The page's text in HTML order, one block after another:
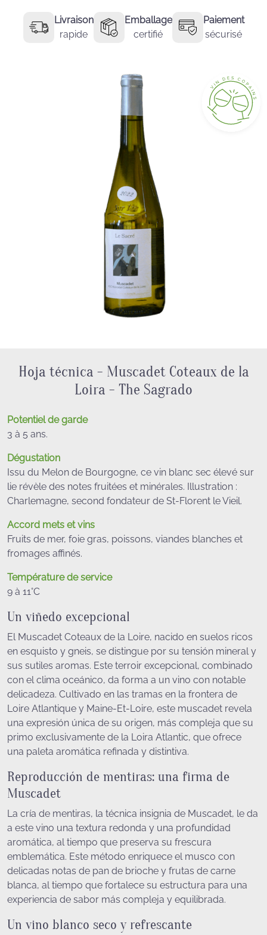
Loira
-
Livraison
rapide
Emballage
certifié
Paiement
sécurisé
Hoja técnica - Muscadet Coteaux de la
Loira - The Sagrado
Potentiel de garde
3 à 5 ans.
Dégustation
Issu du Melon de Bourgogne, ce vin blanc sec élevé sur
lie révèle des notes fruitées et minérales. Illustration :
Charlemagne, second fondateur de St-Florent le Vieil.
Accord mets et vins
Fruits de mer, foie gras, poissons, viandes blanches et
fromages affinés.
Température de service
9 à 11°C
Un viñedo excepcional
El Muscadet Coteaux de la Loire, nacido en suelos ricos
en esquisto y gneis, se distingue por su tensión mineral y
sus sutiles aromas. Este terroir excepcional, combinado
con el clima oceánico, da forma a un vino con notable
delicadeza. Cultivado en las tramas en la frontera de
Loire Atlantique y Maine-Et-Loire, este muscadet revela
una expresión única de su origen, más compleja que su
primo exclusivamente de la Loira Atlantic, que ofrece
una paleta aromática refinada y distintiva.
Reproducción de mentiras: una firma de
Muscadet
La cría de mentiras, la técnica insignia de Muscadet, le da
a este vino una textura redonda y una profundidad
aromática, al tiempo que preserva su frescura
emblemática. Este método enriquece el musco con
delicadas notas de pan de brioche y frutas de carne
blanca, al tiempo que fortalece su estructura para una
experiencia de sabor más compleja y equilibrada.
Un vino blanco seco y refrescante